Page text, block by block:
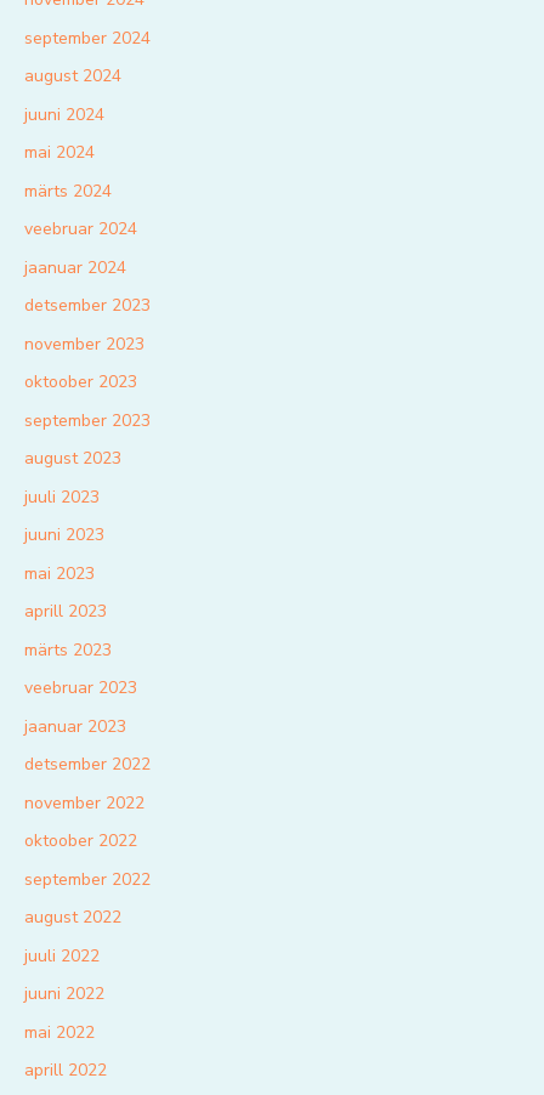
september 2024
august 2024
juuni 2024
mai 2024
märts 2024
veebruar 2024
jaanuar 2024
detsember 2023
november 2023
oktoober 2023
september 2023
august 2023
juuli 2023
juuni 2023
mai 2023
aprill 2023
märts 2023
veebruar 2023
jaanuar 2023
detsember 2022
november 2022
oktoober 2022
september 2022
august 2022
juuli 2022
juuni 2022
mai 2022
aprill 2022